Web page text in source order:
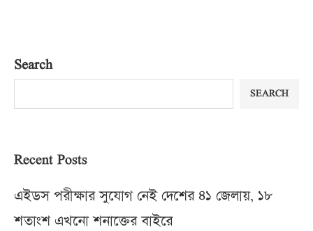
Search
SEARCH
Recent Posts
এইডস পরীক্ষার সুযোগ নেই দেশের ৪১ জেলায়, ১৮
শতাংশ এখনো শনাক্তের বাইরে